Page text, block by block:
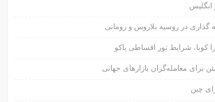
انگلیس
در روسیه بلاروس و رومانی
کوبا، شرایط تور اقساطی باکو
برای معامله‌گران بازارهای جهانی
چین